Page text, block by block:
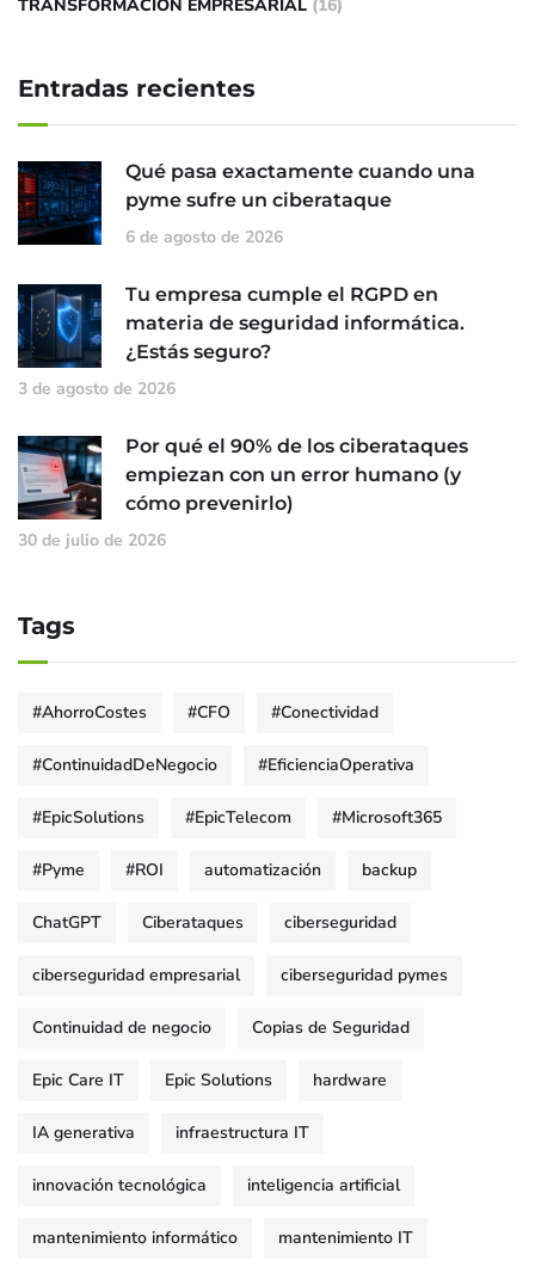
TRANSFORMACIÓN EMPRESARIAL (16)
Entradas recientes
Qué pasa exactamente cuando una
pyme sufre un ciberataque
6 de agosto de 2026
Tu empresa cumple el RGPD en
materia de seguridad informática.
¿Estás seguro?
3 de agosto de 2026
Por qué el 90% de los ciberataques
empiezan con un error humano (y
cómo prevenirlo)
30 de julio de 2026
Tags
#AhorroCostes #CFO #Conectividad
#ContinuidadDeNegocio #EficienciaOperativa
#EpicSolutions #EpicTelecom #Microsoft365
#Pyme #ROI automatización backup
ChatGPT Ciberataques ciberseguridad
ciberseguridad empresarial ciberseguridad pymes
Continuidad de negocio Copias de Seguridad
Epic Care IT Epic Solutions hardware
IA generativa infraestructura IT
innovación tecnológica inteligencia artificial
mantenimiento informático mantenimiento IT